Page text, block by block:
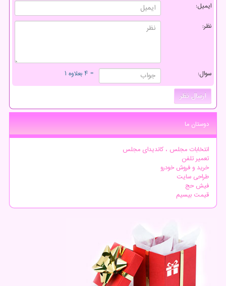
ایمیل:
نظر:
سوال: = ۴ بعلاوه ۱
دوستان ما
انتخابات مجلس ، کاندیدای مجلس
تعمیر تلفن
خرید و فروش خودرو
طراحی سایت
فیش حج
قیمت بیسیم